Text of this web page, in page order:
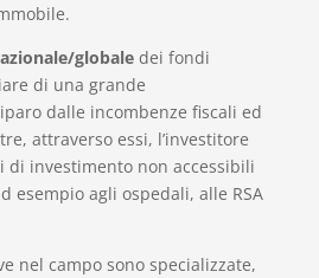
globaledei fondi
di una grande
dalle incombenze fiscali ed
attraverso essi, l’investitore
di investimento non accessibili
esempio agli ospedali, alle RSA
nel campo sono specializzate,